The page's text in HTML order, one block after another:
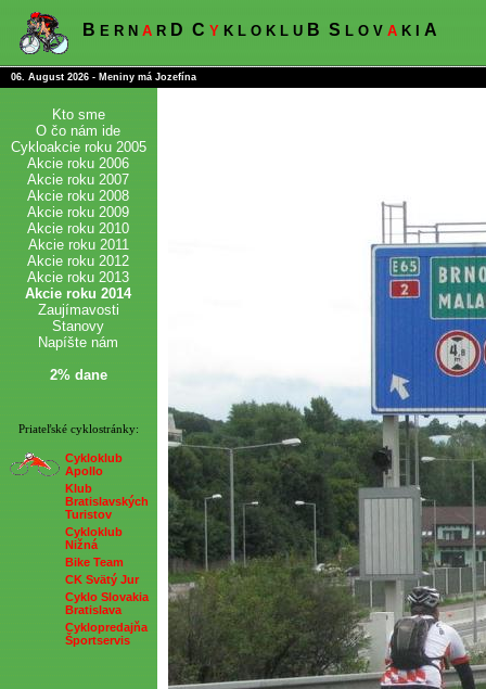
B E R N A R D C Y K L O K L U B S L O V A K I A
06. August 2026 - Meniny má Jozefína
Kto sme
O čo nám ide
Cykloakcie roku 2005
Akcie roku 2006
Akcie roku 2007
Akcie roku 2008
Akcie roku 2009
Akcie roku 2010
Akcie roku 2011
Akcie roku 2012
Akcie roku 2013
Akcie roku 2014
Zaujímavosti
Stanovy
Napíšte nám
2% dane
Priateľské cyklostránky:
Cykloklub
Apollo
Klub
Bratislavských
Turistov
Cykloklub
Nižná
Bike Team
CK Svätý Jur
Cyklo Slovakia
Bratislava
Cyklopredajňa
Športservis